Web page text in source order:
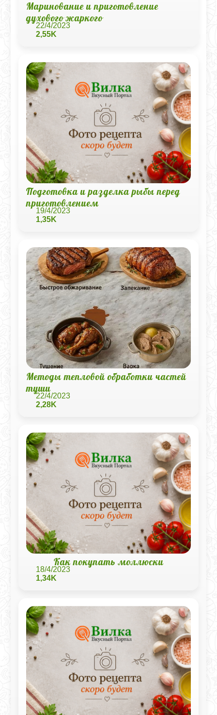
Маринование и приготовление
духового жаркого
22/4/2023
2,55K
Подготовка и разделка рыбы перед
приготовлением
19/4/2023
1,35K
Методы тепловой обработки частей
туши
22/4/2023
2,28K
Как покупать моллюски
18/4/2023
1,34K